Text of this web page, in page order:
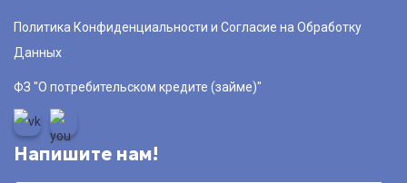
Политика Конфиденциальности и Согласие на Обработку
Данных
ФЗ "О потребительском кредите (займе)"
Напишите нам!